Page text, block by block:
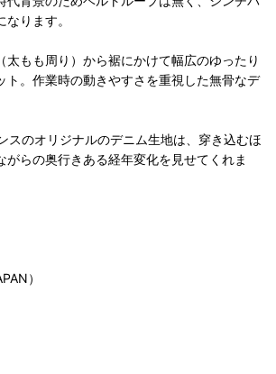
ります。
太もも周り）から裾にかけて幅広のゆったり
ト。作業時の動きやすさを重視した無骨なデ
スのオリジナルのデニム生地は、穿き込むほ
がらの奥行きある経年変化を見せてくれま
）